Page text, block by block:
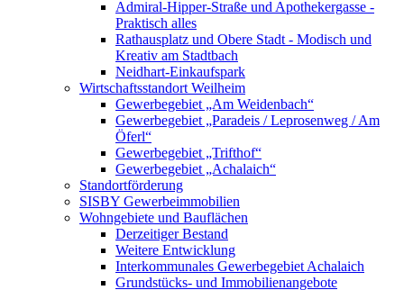
Admiral-Hipper-Straße und Apothekergasse -
Praktisch alles
Rathausplatz und Obere Stadt - Modisch und
Kreativ am Stadtbach
Neidhart-Einkaufspark
Wirtschaftsstandort Weilheim
Gewerbegebiet „Am Weidenbach“
Gewerbegebiet „Paradeis / Leprosenweg / Am
Öferl“
Gewerbegebiet „Trifthof“
Gewerbegebiet „Achalaich“
Standortförderung
SISBY Gewerbeimmobilien
Wohngebiete und Bauflächen
Derzeitiger Bestand
Weitere Entwicklung
Interkommunales Gewerbegebiet Achalaich
Grundstücks- und Immobilienangebote